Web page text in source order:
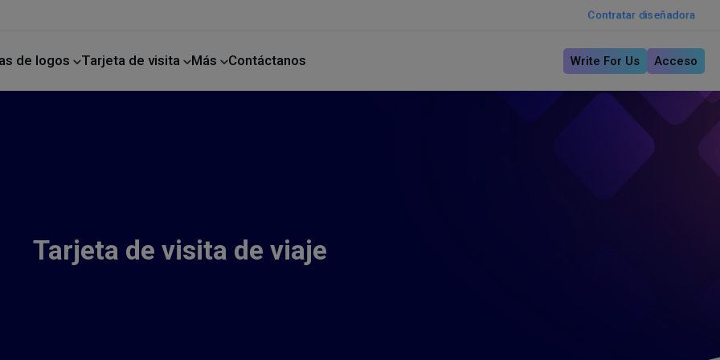
Contratar diseñadora
de logos Tarjeta de visita Más Contáctanos Write For Us Acceso
Tarjeta de visita de viaje